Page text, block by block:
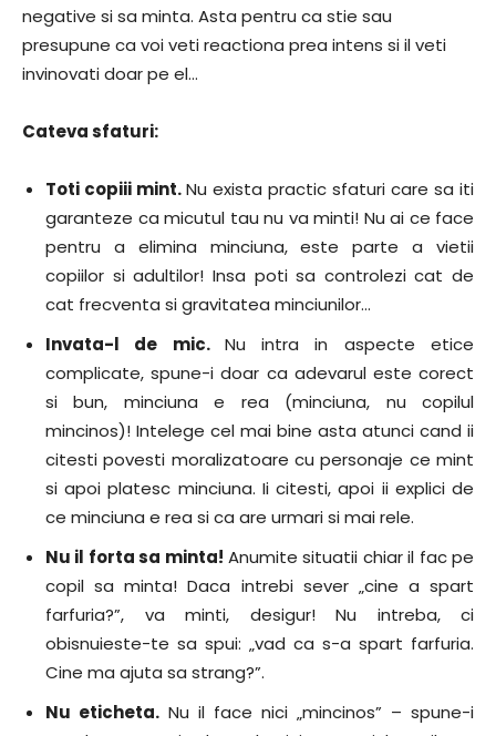
negative si sa minta. Asta pentru ca stie sau
presupune ca voi veti reactiona prea intens si il veti
invinovati doar pe el…
Cateva sfaturi:
Toti copiii mint.Nu exista practic sfaturi care sa iti
garanteze ca micutul tau nu va minti! Nu ai ce face
pentru a elimina minciuna, este parte a vietii
copiilor si adultilor! Insa poti sa controlezi cat de
cat frecventa si gravitatea minciunilor…
Invata-l de mic. Nu intra in aspecte etice
complicate, spune-i doar ca adevarul este corect
si bun, minciuna e rea (minciuna, nu copilul
mincinos)! Intelege cel mai bine asta atunci cand ii
citesti povesti moralizatoare cu personaje ce mint
si apoi platesc minciuna. Ii citesti, apoi ii explici de
ce minciuna e rea si ca are urmari si mai rele.
Nu il forta sa minta! Anumite situatii chiar il fac pe
copil sa minta! Daca intrebi sever „cine a spart
farfuria?”, va minti, desigur! Nu intreba, ci
obisnuieste-te sa spui: „vad ca s-a spart farfuria.
Cine ma ajuta sa strang?”.
Nu eticheta. Nu il face nici „mincinos” – spune-i